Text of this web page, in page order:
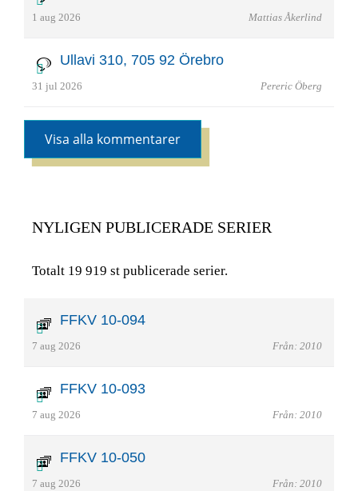
1 aug 2026 Mattias Åkerlind
Ullavi 310, 705 92 Örebro
31 jul 2026 Pereric Öberg
Visa alla kommentarer
NYLIGEN PUBLICERADE SERIER
Totalt 19 919 st publicerade serier.
FFKV 10-094
7 aug 2026 Från: 2010
FFKV 10-093
7 aug 2026 Från: 2010
FFKV 10-050
7 aug 2026 Från: 2010